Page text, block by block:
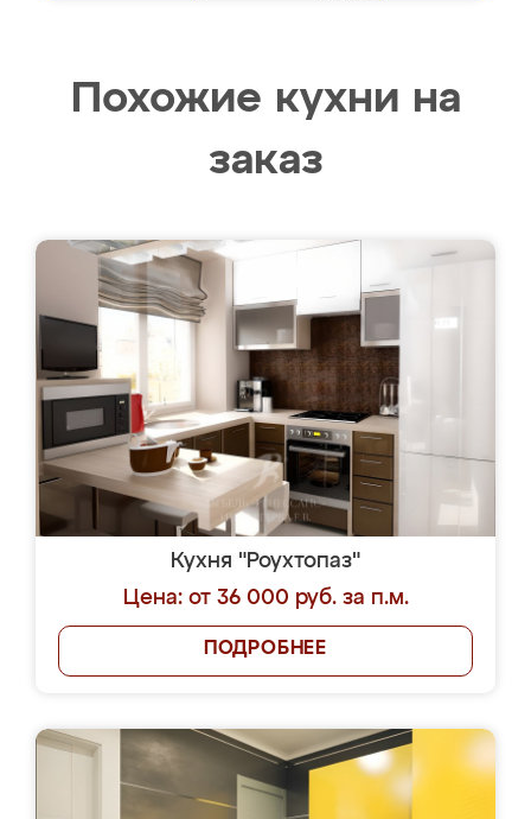
Похожие кухни на
заказ
Кухня "Роухтопаз"
Цена: от 36 000 руб. за п.м.
ПОДРОБНЕЕ